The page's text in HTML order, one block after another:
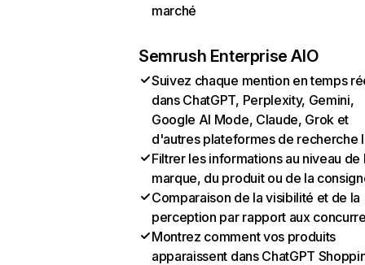
marché
Semrush Enterprise AIO
Suivez chaque mention en temps
dans ChatGPT, Perplexity, Gemini,
Google AI Mode, Claude, Grok et
d'autres plateformes de recherche
Filtrer les informations au niveau de
marque, du produit ou de la
Comparaison de la visibilité et de la
perception par rapport aux
Montrez comment vos produits
apparaissent dans ChatGPT